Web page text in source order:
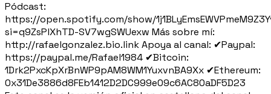
Pódcast:
https://open.spotify.com/show/
si=q9ZsPlXhTD-SV7wgSWUexw Más sobre mí:
http://rafaelgonzalez.bio.link Apoya al canal: ✔Paypal:
https://paypal.me/Rafael1984 ✔Bitcoin:
1Drk2PxcKpXrBnWP9pAM8WM1YuxvnBA9Xx ✔Ethereum:
0x31De3886d8FEb1412D2DC999e09c6AC80aDF5D23